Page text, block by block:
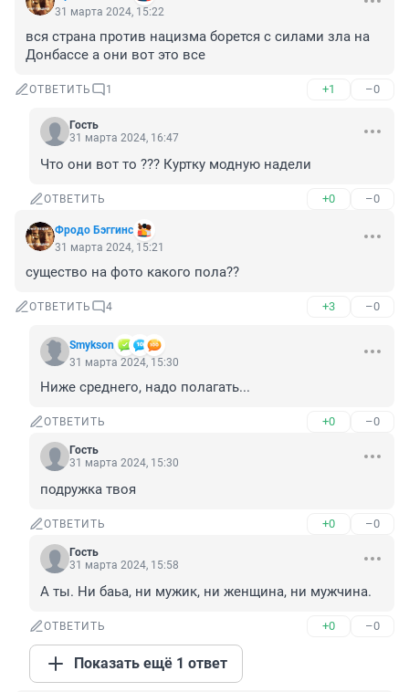
31 марта 2024, 15:22
вся страна против нацизма борется с силами зла на
Донбассе а они вот это все
ОТВЕТИТЬ 1 +1 –0
Гость
31 марта 2024, 16:47
Что они вот то ??? Куртку модную надели
ОТВЕТИТЬ +0 –0
Фродо Бэггинс
31 марта 2024, 15:21
существо на фото какого пола??
ОТВЕТИТЬ 4 +3 –0
Smykson
31 марта 2024, 15:30
Ниже среднего, надо полагать...
ОТВЕТИТЬ +0 –0
Гость
31 марта 2024, 15:30
подружка твоя
ОТВЕТИТЬ +0 –0
Гость
31 марта 2024, 15:58
А ты. Ни баьа, ни мужик, ни женщина, ни мужчина.
ОТВЕТИТЬ +0 –0
Показать ещё 1 ответ